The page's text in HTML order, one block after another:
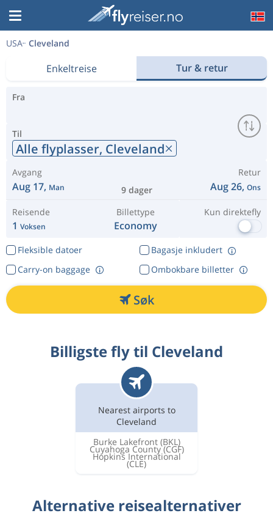
USA Cleveland
Enkeltreise Tur & retur
Fra
Til
Alle flyplasser, Cleveland
Avgang
Aug 17, Man 9 dager
Retur
Aug 26, Ons
Reisende
1 Voksen
Billettype
Economy
Kun direktefly
Fleksible datoer
Bagasje inkludert
Ombokbare billetter
Carry-on baggage
Søk
Billigste fly til Cleveland
Nearest airports to
Cleveland
Burke Lakefront (BKL)
Cuyahoga County (CGF)
Hopkins International
(CLE)
Alternative reisealternativer